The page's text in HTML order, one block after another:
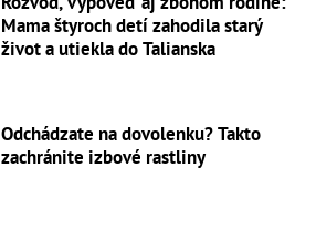
Mama štyroch detí zahodila starý
život a utiekla do Talianska
Odchádzate na dovolenku? Takto
zachránite izbové rastliny